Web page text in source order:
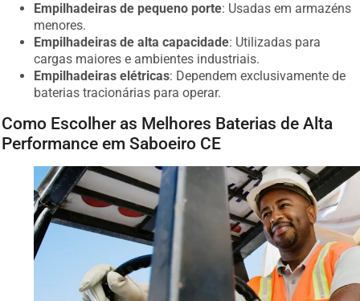
Empilhadeiras de pequeno porte: Usadas em armazéns
menores.
Empilhadeiras de alta capacidade: Utilizadas para
cargas maiores e ambientes industriais.
Empilhadeiras elétricas: Dependem exclusivamente de
baterias tracionárias para operar.
Como Escolher as Melhores Baterias de Alta
Performance em Saboeiro CE